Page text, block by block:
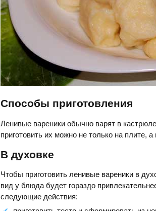
Способы приготовления
Ленивые вареники обычно варят в
приготовить их можно не только на плите,
В духовке
Чтобы приготовить ленивые вареники в
вид у блюда будет гораздо
следующие действия: